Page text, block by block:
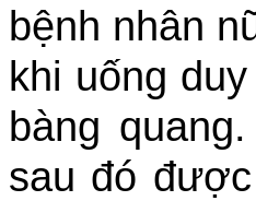
bệnh nhân
khi uống
bàng
sau đó